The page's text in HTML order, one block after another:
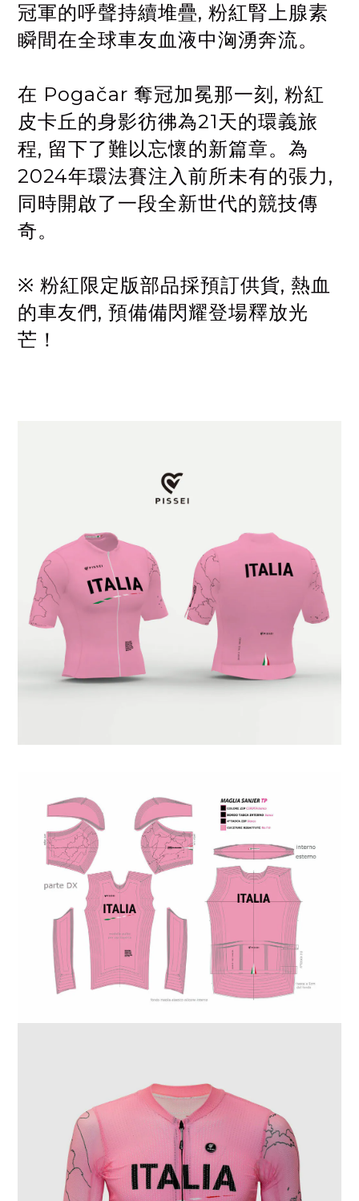
冠軍的呼聲持續堆疊, 粉紅腎上腺素
瞬間在全球車友血液中洶湧奔流。
在 Pogačar 奪冠加冕那一刻, 粉紅
皮卡丘的身影彷彿為21天的環義旅
程, 留下了難以忘懷的新篇章。為
2024年環法賽注入前所未有的張力,
同時開啟了一段全新世代的競技傳
奇。
※ 粉紅限定版部品採預訂供貨, 熱血
的車友們, 預備備閃耀登場釋放光
芒！